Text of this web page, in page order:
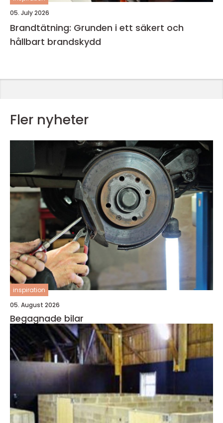
05. July 2026
Brandtätning: Grunden i ett säkert och
hållbart brandskydd
Fler nyheter
inspiration
05. August 2026
Begagnade bilar